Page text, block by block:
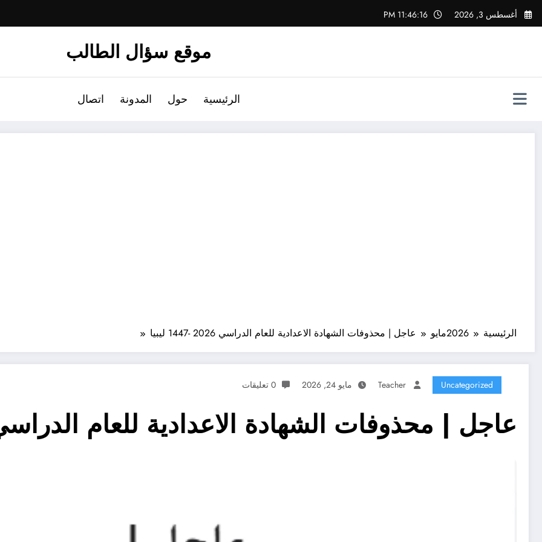
التجاوز
إلى
أغسطس 3, 2026 11:46:16 PM
موقع سؤال الطالب
الرئيسية حول المدونة اتصال
الرئيسية 2026مايو عاجل | محذوفات الشهادة الاعدادية للعام الدراسي 2026 -1447 ليبيا
Uncategorized
Teacher مايو 24, 2026 0 تعليقات
عاجل | محذوفات الشهادة الاعدادية للعام الدراسي 2026 -1447